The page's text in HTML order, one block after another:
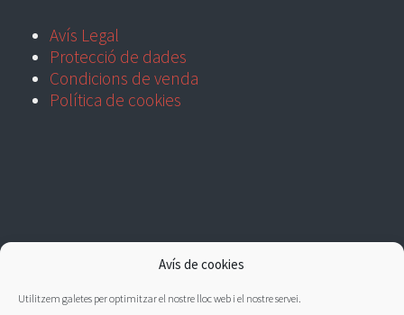
Avís de cookies
Utilitzem galetes per optimitzar el nostre lloc web i el nostre servei.
Avís Legal
Protecció de dades
Condicions de venda
Política de cookies